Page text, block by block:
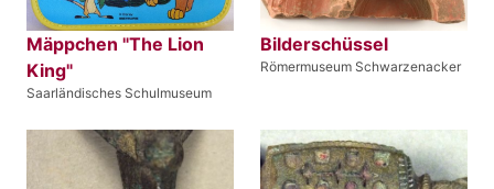
Mäppchen "The Lion
King"
Saarländisches Schulmuseum
Bilderschüssel
Römermuseum Schwarzenacker